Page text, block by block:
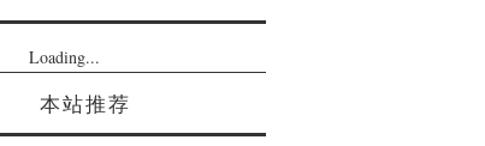
Loading...
本站推荐